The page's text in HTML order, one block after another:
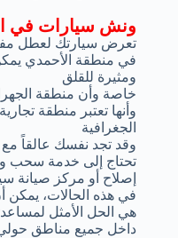
ونش سيارات في
تعرض سيارتك لعطل
في منطقة الأحمدي
ومثيرة للقلق
خاصة وأن منطقة
وأنها تعتبر منطقة
الجغرافية
وقد تجد نفسك عالقاً مع
تحتاج إلى خدمة سحب
إصلاح أو مركز صيانة
في هذه الحالات،
هي الحل الأمثل
داخل جميع مناطق